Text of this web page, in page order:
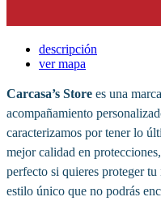
descripción
ver mapa
Carcasa’s Store es una
acompañamiento
caracterizamos por tener lo
mejor calidad en
perfecto si quieres proteger
estilo único que no podrás